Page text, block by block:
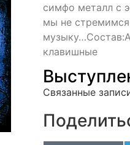
симфо металл с
мы не
клавишные
Связанные